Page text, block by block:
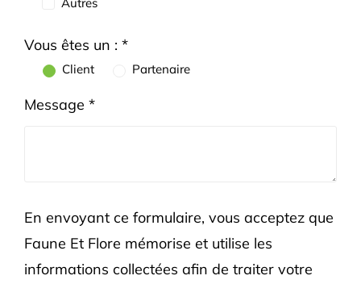
Vous êtes un : *
Client Partenaire
Message *
En envoyant ce formulaire, vous acceptez que
Faune Et Flore mémorise et utilise les
informations collectées afin de traiter votre